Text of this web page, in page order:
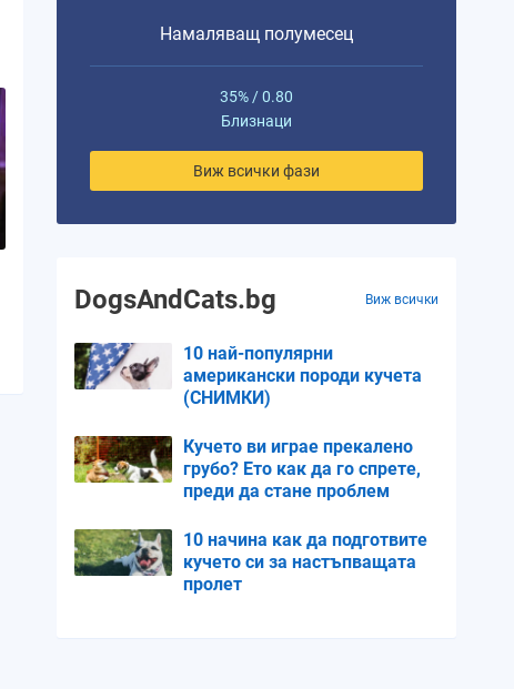
Намаляващ полумесец
35% / 0.80
Близнаци
Виж всички фази
DogsAndCats.bg Виж всички
10 най-популярни
американски породи кучета
(СНИМКИ)
Кучето ви играе прекалено
грубо? Ето как да го спрете,
преди да стане проблем
10 начина как да подготвите
кучето си за настъпващата
пролет